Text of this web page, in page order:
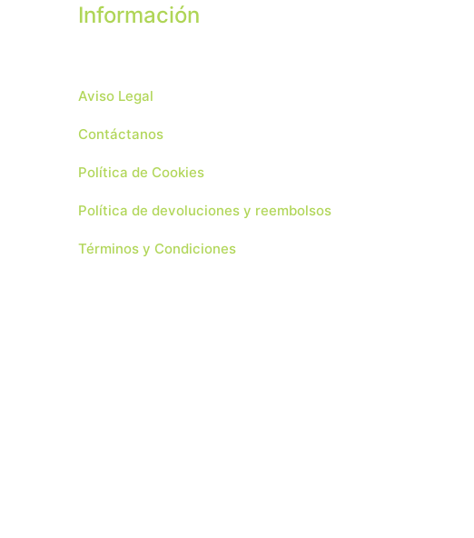
Información
Aviso Legal
Contáctanos
Política de Cookies
Política de devoluciones y reembolsos
Términos y Condiciones